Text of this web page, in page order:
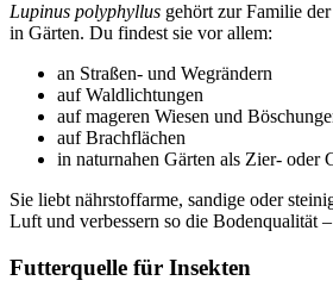
Lupinus polyphyllus gehört zur Familie
in Gärten. Du findest sie vor allem:
an Straßen- und Wegrändern
auf Waldlichtungen
auf mageren Wiesen und
auf Brachflächen
in naturnahen Gärten als Zier- oder
Sie liebt nährstoffarme, sandige oder
Luft und verbessern so die Bodenqualität
Futterquelle für Insekten